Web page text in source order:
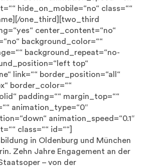
hide_on_mobile=“no“ class=““
one_third][two_third
center_content=“no“
background_color=““
background_repeat=“no-
top“
link=““ border_position=“all“
border_color=““
padding=““ margin_top=““
animation_type=“0″
animation_speed=“0.1″
class=““ id=““]
in Oldenburg und München
Zehn Jahre Engagement an der
– von der